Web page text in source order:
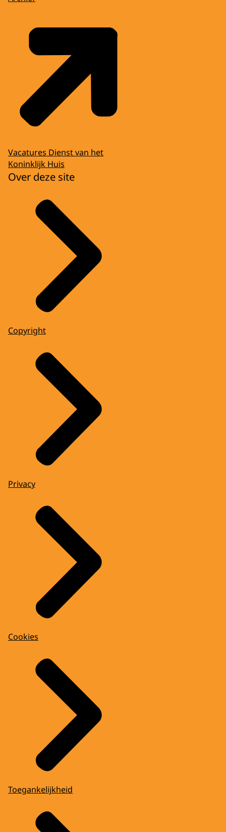
Vacatures Dienst van het
Koninklijk Huis
Over deze site
Copyright
Privacy
Cookies
Toegankelijkheid